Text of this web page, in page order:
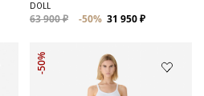
Распродажа
Для нее
DOLL
63 900 ₽ -50% 31 950 ₽
-50%